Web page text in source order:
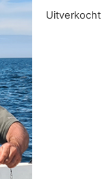
Uitverkocht